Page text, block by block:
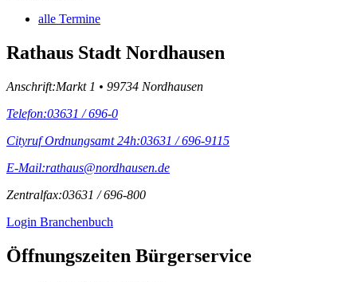
alle Termine
Rathaus Stadt Nordhausen
Anschrift:Markt 1 • 99734 Nordhausen
Telefon:03631 / 696-0
Cityruf Ordnungsamt 24h:03631 / 696-9115
E-Mail:rathaus@nordhausen.de
Zentralfax:03631 / 696-800
Login Branchenbuch
Öffnungs­zeiten Bürgerservice